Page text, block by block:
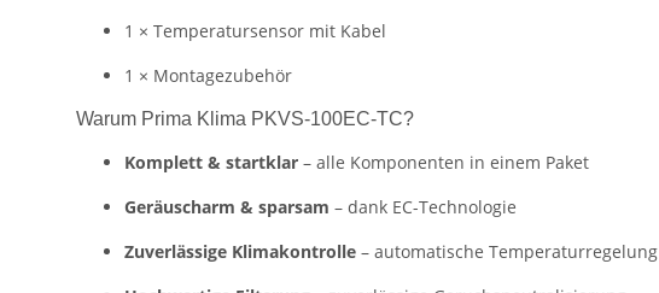
1 × Temperatursensor mit Kabel
1 × Montagezubehör
Warum Prima Klima PKVS-100EC-TC?
Komplett & startklar – alle Komponenten in einem Paket
Geräuscharm & sparsam – dank EC-Technologie
Zuverlässige Klimakontrolle – automatische Temperaturregelung